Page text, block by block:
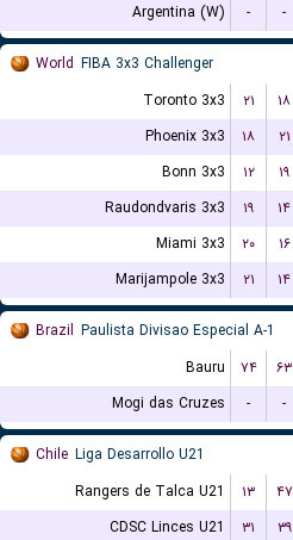
Argentina (W)
- -
World FIBA 3x3 Challenger
Toronto 3x3
۲۱ ۱۸
Phoenix 3x3
۱۸ ۲۱
Bonn 3x3
۱۲ ۱۹
Raudondvaris 3x3
۱۹ ۱۴
Miami 3x3
۲۰ ۱۶
Marijampole 3x3
۲۱ ۱۴
Brazil Paulista Divisao Especial A-1
Bauru
۷۴ ۶۳
Mogi das Cruzes
- -
Chile Liga Desarrollo U21
Rangers de Talca U21
۱۳ ۴۷
CDSC Linces U21
۳۱ ۳۹